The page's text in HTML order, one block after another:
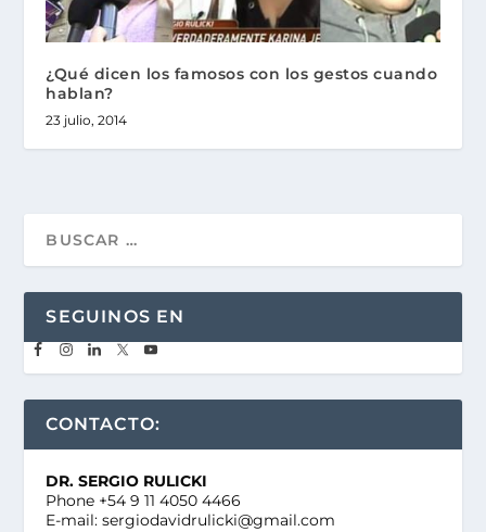
¿Qué dicen los famosos con los gestos cuando
hablan?
23 julio, 2014
SEGUINOS EN
CONTACTO:
DR. SERGIO RULICKI
Phone +54 9 11 4050 4466
E-mail: sergiodavidrulicki@gmail.com